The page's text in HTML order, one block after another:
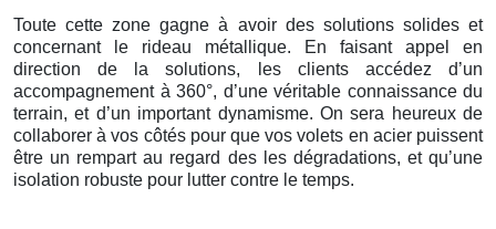
Toute cette zone gagne à avoir des solutions solides et
concernant le rideau métallique. En faisant appel en
direction de la solutions, les clients accédez d’un
accompagnement à 360°, d’une véritable connaissance du
terrain, et d’un important dynamisme. On sera heureux de
collaborer à vos côtés pour que vos volets en acier puissent
être un rempart au regard des les dégradations, et qu’une
isolation robuste pour lutter contre le temps.